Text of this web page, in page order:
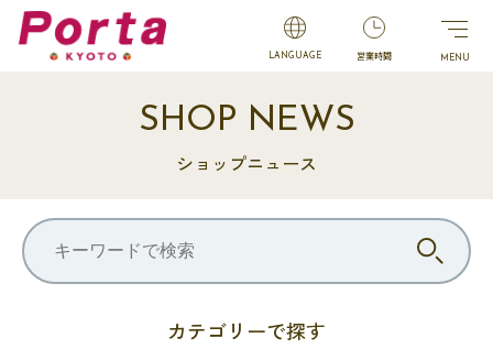
LANGUAGE 営業時間
SHOP NEWS
ショップニュース
カテゴリーで探す